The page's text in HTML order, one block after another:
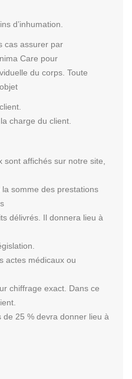
d’inhumation.
cas assurer par
Care pour
du corps. Toute
charge du client.
affichés sur notre site,
somme des prestations
délivrés. Il donnera lieu à
actes médicaux ou
chiffrage exact. Dans ce
25 % devra donner lieu à